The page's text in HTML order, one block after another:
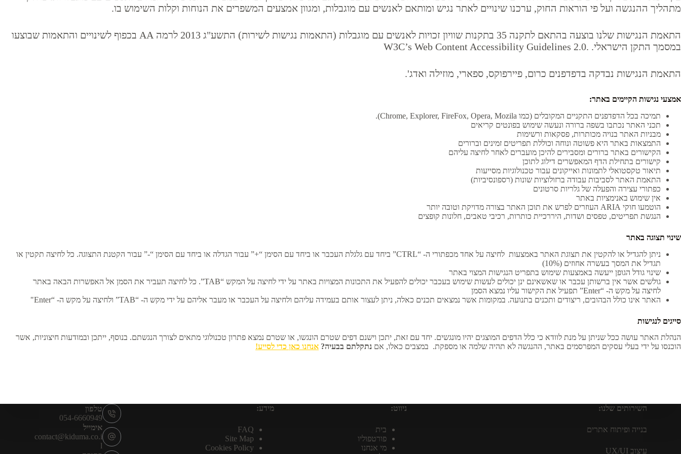
מתהליך ההנגשה ועל פי הוראות החוק, ערכנו שינויים לאתר נגיש ומותאם לאנשים עם מוגבלות, ומגוון אמצעים המשפרים את הנוחות וקלות השימוש בו.
התאמת הנגישות שלנו בוצעה בהתאם לתקנה 35 בתקנות שוויון זכויות לאנשים עם מוגבלות (התאמות נגישות לשירות) התשע"ג 2013 לרמה AA בכפוף לשינויים והתאמות שבוצעו
במסמך התקן הישראלי. .W3C’s Web Content Accessibility Guidelines 2.0
התאמת הנגישות נבדקה בדפדפנים כרום, פיירפוקס, ספארי, מוזילה ואדג'.
אמצעי נגישות הקיימים באתר:
תמיכה בכל הדפדפנים התקניים המקובלים (כמו Chrome, Explorer, FireFox, Opera, Mozila).
תכני האתר נכתבו בשפה ברורה ונעשה שימוש בפונטים קריאים
מבניות האתר בנויה מכותרות, פסקאות ורשימות
התמצאות באתר היא פשוטה ונוחה וכוללת תפריטים זמינים וברורים
הקישורים באתר ברורים ומסבירים להיכן מועברים לאחר לחיצה עליהם
קישורים בתחילת הדף המאפשרים דילוג לתוכן
תיאור טקסטואלי לתמונות ואייקונים עבור טכנולוגיות מסייעות
התאמת האתר לסביבות עבודה ברזולוציות שונות (רספונסיביות)
כפתורי עצירה והפעלה של גלריות סרטונים
אין שימוש באנימציות באתר
הוטמעו חוקי ARIA העוזרים לפרש את תוכן האתר בצורה מדויקת וטובה יותר
הנגשת תפריטים, טפסים ושדות, היררכיית כותרות, רכיבי טאבים, חלונות קופצים
שינוי תצוגה באתר
ניתן להגדיל או להקטין את תצוגת האתר באמצעות לחיצה על אחד מכפתורי ה- “CTRL” ביחד עם גלגלת העכבר או ביחד עם הסימן “+” עבור הגדלה או ביחד עם הסימן “-” עבור הקטנת התצוגה. כל לחיצה תקטין או
תגדיל את המסך בעשרה אחוזים (10%)
שינוי גודל הגופן ייעשה באמצעות שימוש בתפריט הנגישות המצוי באתר
גולשים אשר אין ברשותן עכבר או שאשאינם ינן יכולים לעשות שימוש בעכבר יכולים להפעיל את התכונות המצויות באתר על ידי לחיצה על המקש “TAB”. כל לחיצה תעביר את הסמן אל האפשרות הבאה באתר
לחיצה על מקש ה- “Enter” תפעיל את הקישור עליו נמצא הסמן
האתר אינו כולל הבהובים, ריצודים ותכנים בתנועה. במקומות אשר נמצאים תכנים כאלה, ניתן לעצור אותם בעמידה עליהם ולחיצה על העכבר או מעבר אליהם על ידי מקש ה- “TAB” ולחיצה על מקש ה- “Enter"
סייגים לנגישות
הנהלת האתר עושה ככל שניתן על מנת לוודא כי כלל הדפים המוצגים יהיו מונגשים. יחד עם זאת, יתכן וישנם דפים שטרם הונגשו, או שטרם נמצא פתרון טכנולוגי מתאים לצורך הנגשתם. בנוסף, ייתכן ובמודעות חיצוניות, אשר
הוכנסו על ידי בעלי עסקים המפרסמים באתר, ההנגשה לא תהיה שלמה או מספקת. במצבים כאלו, אם נתקלתם בבעיה? אנחנו כאן כדי לסייע!
השירותים שלנו:
בנייה ופיתוח אתרים
עיצוב UX/UI
ניווט:
בית
פורטפוליו
מי אנחנו
מידע:
FAQ
Site Map
Cookies Policy
טלפון
054-6660949
אימייל
contact@kiduma.co.i
l